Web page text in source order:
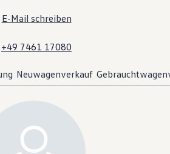
E-Mail schreiben
+49 7461 17080
Neuwagenverkauf